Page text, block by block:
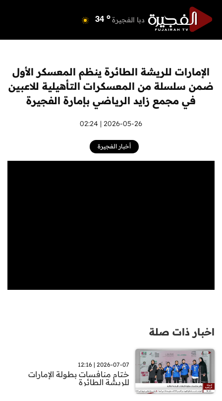
دبا الفجيرة 34 o
40 o
راس الخيمة 41 o
الفجيرة o
الإمارات للريشة الطائرة ينظم المعسكر الأول
ضمن سلسلة من المعسكرات التأهيلية للاعبين
في مجمع زايد الرياضي بإمارة الفجيرة
2026-05-26 | 02:24
أخبار الفجيرة
اخبار ذات صلة
2026-07-07 | 12:16
ختام منافسات بطولة الإمارات
للريشة الطائرة